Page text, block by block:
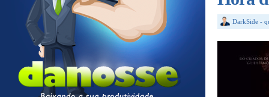
DarkSide -